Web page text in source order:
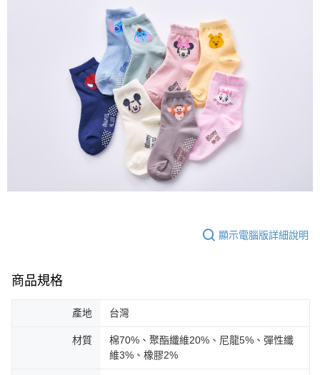
顯示電腦版詳細說明
商品規格
產地 台灣
材質
棉70%、聚酯纖維20%、尼龍5%、彈性纖
維3%、橡膠2%